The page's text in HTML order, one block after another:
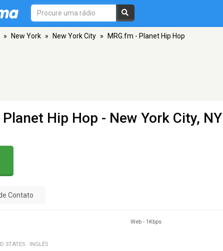
» New York » New York City » MRG.fm - Planet Hip Hop
Hip Hop - New York City, NY
Contato
Web - 1Kbps
STATES · INGLÊS